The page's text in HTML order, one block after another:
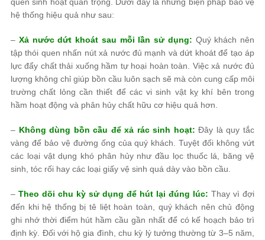
hệ thống hiệu quả như sau:
– Xả nước dứt khoát sau mỗi lần sử dụng: Quý khách nên
tập thói quen nhấn nút xả nước đủ mạnh và dứt khoát để tạo áp
lực đẩy chất thải xuống hầm tự hoại hoàn toàn. Việc xả nước đủ
lượng không chỉ giúp bồn cầu luôn sạch sẽ mà còn cung cấp môi
trường chất lỏng cần thiết để các vi sinh vật kỵ khí bên trong
hầm hoạt động và phân hủy chất hữu cơ hiệu quả hơn.
– Không dùng bồn cầu để xả rác sinh hoạt: Đây là quy tắc
vàng để bảo vệ đường ống của quý khách. Tuyệt đối không vứt
các loại vật dụng khó phân hủy như đầu lọc thuốc lá, băng vệ
sinh, tóc rối hay các loại giấy vệ sinh quá dày vào bồn cầu.
– Theo dõi chu kỳ sử dụng để hút lại đúng lúc: Thay vì đợi
đến khi hệ thống bị tê liệt hoàn toàn, quý khách nên chủ động
ghi nhớ thời điểm hút hầm cầu gần nhất để có kế hoạch bảo trì
định kỳ. Đối với hộ gia đình, chu kỳ lý tưởng thường từ 3–5 năm,